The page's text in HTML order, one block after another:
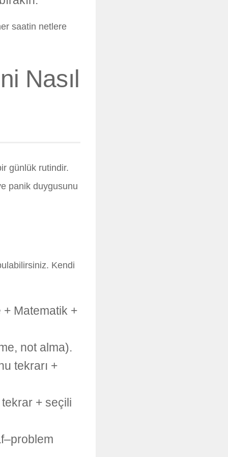
saatin netlere
Nasıl
günlük rutindir.
panik duygusunu
Kendi
Matematik +
not alma).
tekrarı +
+ seçili